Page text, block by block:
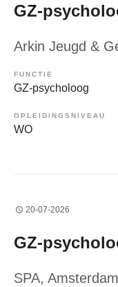
GZ-
Arkin Jeugd &
FUNCTIE
GZ-psycholoog
OPLEIDINGSNIVEAU
WO
20-07-2026
GZ-
SPA, Amsterdam